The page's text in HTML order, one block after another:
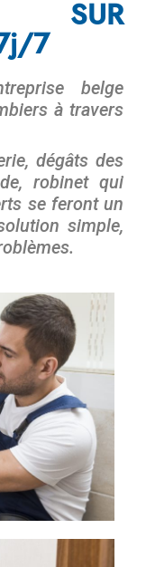
SUR
7
belge
à travers
dégâts des
robinet qui
se feront un
simple,